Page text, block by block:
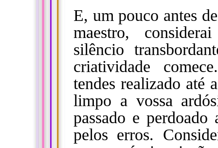
E, um pouco antes
maestro,
silêncio
criatividade
tendes realizado até
limpo a vossa
passado e
pelos erros.